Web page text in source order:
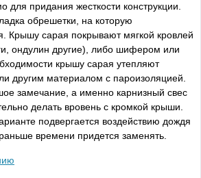
для придания жесткости конструкции.
обрешетки, на которую
Крышу сарая покрывают мягкой кровлей
ондулин другие), либо шифером или
крышу сарая утепляют
другим материалом с пароизоляцией.
замечание, а именно карнизный свес
делать вровень с кромкой крыши.
подвергается воздействию дождя
времени придется заменять.